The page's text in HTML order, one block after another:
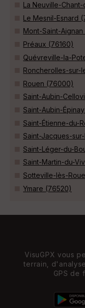
La Neuville-
Le Mesnil-Esnard
Mont-Saint-Aignan
Préaux (76160)
Quévreville-la-
Roncherolles-sur-
Rouen (76000)
Saint-Aubin-
Saint-Aubin-
Saint-Étienne-du-
Saint-Jacques-
Saint-Léger-du-
Saint-Martin-du-
Sotteville-lès-
Ymare (76520)
VisuGPX vous
terrain,
GPS de